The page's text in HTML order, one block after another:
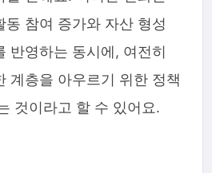
동 참여 증가와 자산 형성
반영하는 동시에, 여전히
계층을 아우르기 위한 정책
것이라고 할 수 있어요.